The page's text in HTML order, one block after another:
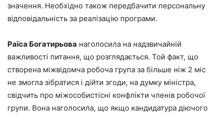
значення. Необхідно також передбачити персональну
відповідальність за реалізацію програми.
Раїса Богатирьова наголосила на надзвичайній
важливості питання, що розглядається. Той факт, що
створена міжвідомча робоча група за більше ніж 2 міс
не змогла зібратися і дійти згоди, на думку міністра,
свідчить про міжособистісні конфлікти членів робочої
групи. Вона наголосила, що якщо кандидатура діючого